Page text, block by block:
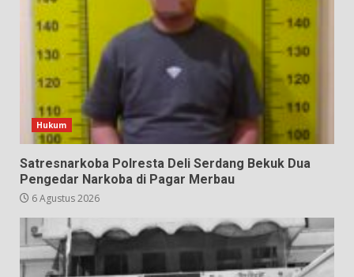
Hukum
Satresnarkoba Polresta Deli Serdang Bekuk Dua
Pengedar Narkoba di Pagar Merbau
6 Agustus 2026